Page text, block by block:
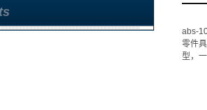
abs-
零件
型，